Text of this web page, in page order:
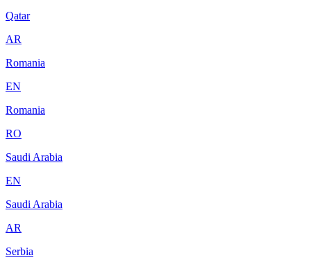
Qatar
AR
Romania
EN
Romania
RO
Saudi Arabia
EN
Saudi Arabia
AR
Serbia